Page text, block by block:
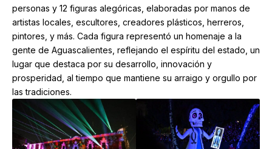
personas y 12 figuras alegóricas, elaboradas por manos de
artistas locales, escultores, creadores plásticos, herreros,
pintores, y más. Cada figura representó un homenaje a la
gente de Aguascalientes, reflejando el espíritu del estado, un
lugar que destaca por su desarrollo, innovación y
prosperidad, al tiempo que mantiene su arraigo y orgullo por
las tradiciones.